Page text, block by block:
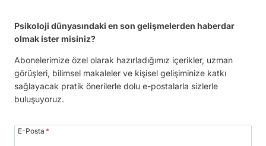
Psikoloji dünyasındaki en son gelişmelerden haberdar
olmak ister misiniz?
Abonelerimize özel olarak hazırladığımız içerikler, uzman
görüşleri, bilimsel makaleler ve kişisel gelişiminize katkı
sağlayacak pratik önerilerle dolu e-postalarla sizlerle
buluşuyoruz.
E-Posta *